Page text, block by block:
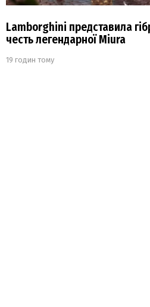
Lamborghini представила
честь легендарної Miura
19 годин тому